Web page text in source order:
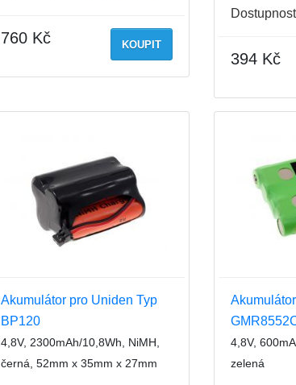
KOUPIT
760 Kč
394 Kč
Akumulátor pro Uniden Typ
BP120
4,8V, 2300mAh/10,8Wh, NiMH,
černá, 52mm x 35mm x 27mm
4,8V,
zelená